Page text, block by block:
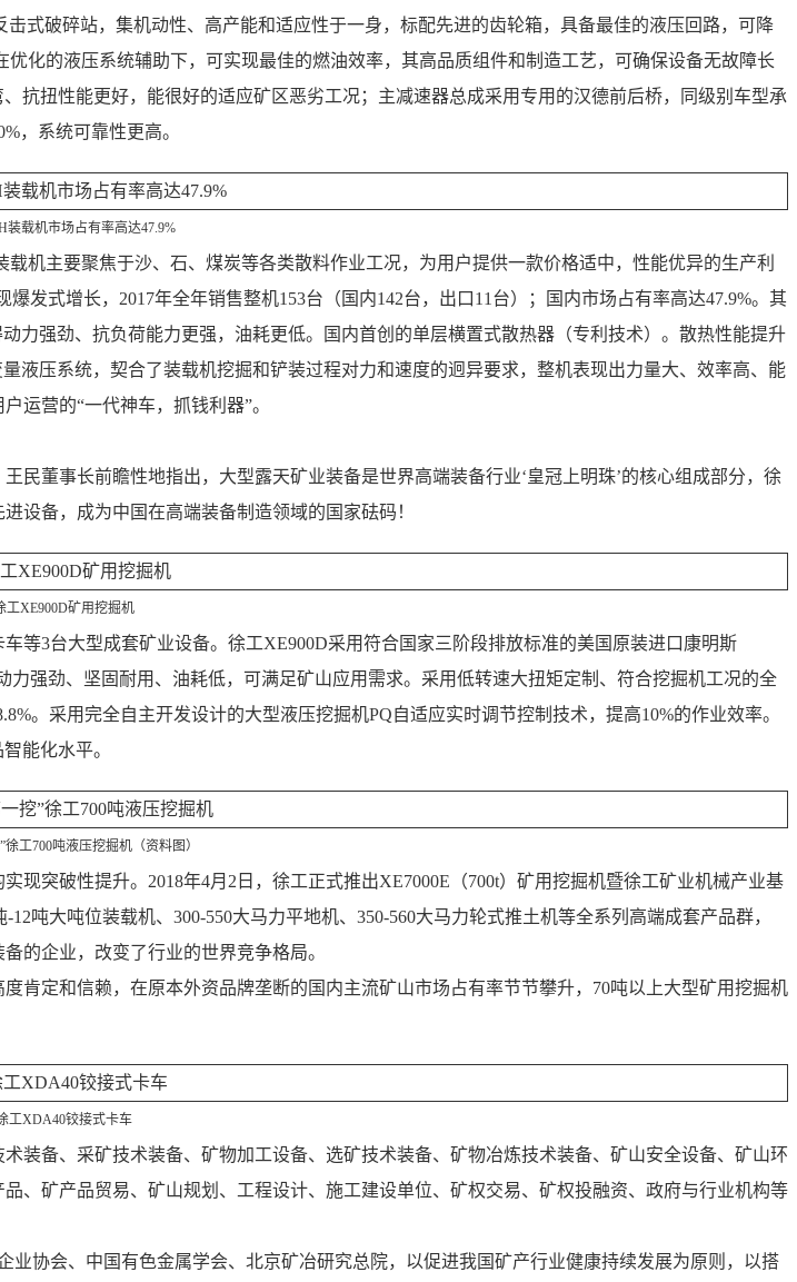
式破碎站，集机动性、高产能和适应性于一身，标配先进的齿轮箱，具备最佳的液压回路，可降
化的液压系统辅助下，可实现最佳的燃油效率，其高品质组件和制造工艺，可确保设备无故障长
抗扭性能更好，能很好的适应矿区恶劣工况；主减速器总成采用专用的汉德前后桥，同级别车型承
，系统可靠性更高。
装载机市场占有率高达47.9%
机主要聚焦于沙、石、煤炭等各类散料作业工况，为用户提供一款价格适中，性能优异的生产利
发式增长，2017年全年销售整机153台（国内142台，出口11台）；国内市场占有率高达47.9%。其
力强劲、抗负荷能力更强，油耗更低。国内首创的单层横置式散热器（专利技术）。散热性能提升
液压系统，契合了装载机挖掘和铲装过程对力和速度的迥异要求，整机表现出力量大、效率高、能
运营的“一代神车，抓钱利器”。
董事长前瞻性地指出，大型露天矿业装备是世界高端装备行业‘皇冠上明珠’的核心组成部分，徐
设备，成为中国在高端装备制造领域的国家砝码！
工XE900D矿用挖掘机
等3台大型成套矿业设备。徐工XE900D采用符合国家三阶段排放标准的美国原装进口康明斯
力强劲、坚固耐用、油耗低，可满足矿山应用需求。采用低转速大扭矩定制、符合挖掘机工况的全
。采用完全自主开发设计的大型液压挖掘机PQ自适应实时调节控制技术，提高10%的作业效率。
能化水平。
徐工700吨液压挖掘机（资料图）
突破性提升。2018年4月2日，徐工正式推出XE7000E（700t）矿用挖掘机暨徐工矿业机械产业基
吨大吨位装载机、300-550大马力平地机、350-560大马力轮式推土机等全系列高端成套产品群，
的企业，改变了行业的世界竞争格局。
肯定和信赖，在原本外资品牌垄断的国内主流矿山市场占有率节节攀升，70吨以上大型矿用挖掘机
工XDA40铰接式卡车
装备、采矿技术装备、矿物加工设备、选矿技术装备、矿物冶炼技术装备、矿山安全设备、矿山环
、矿产品贸易、矿山规划、工程设计、施工建设单位、矿权交易、矿权投融资、政府与行业机构等
协会、中国有色金属学会、北京矿冶研究总院，以促进我国矿产行业健康持续发展为原则，以搭